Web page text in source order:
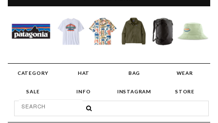
CATEGORY HAT BAG WEAR
SALE INFO INSTAGRAM STORE